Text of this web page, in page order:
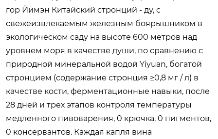
гор Йимэн Китайский стронций - ду, с
свежеизвлекаемым железным боярышником в
экологическом саду на высоте 600 метров над
уровнем моря в качестве души, по сравнению с
природной минеральной водой Yiyuan, богатой
стронцием (содержание стронция ≥0,8 мг / л) в
качестве кости, ферментационные навыки, после
28 дней и трех этапов контроля температуры
медленного пивоварения, 0 крючка, 0 пигментов,
0 консервантов. Каждая капля вина